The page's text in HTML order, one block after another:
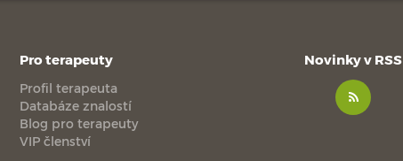
Pro terapeuty
Profil terapeuta
Databáze znalostí
Blog pro terapeuty
VIP členství
Novinky v RSS